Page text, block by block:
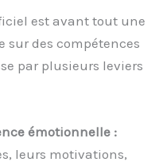
est avant tout une
sur des compétences
par plusieurs leviers
émotionnelle :
leurs motivations,